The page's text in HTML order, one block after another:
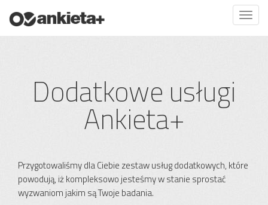
Dodatkowe usługi
Ankieta+
Przygotowaliśmy dla Ciebie zestaw usług dodatkowych, które
powodują, iż kompleksowo jesteśmy w stanie sprostać
wyzwaniom jakim są Twoje badania.